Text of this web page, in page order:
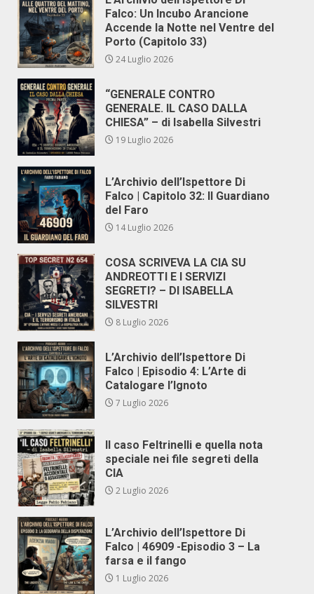
Falco: Un Incubo Arancione
Accende la Notte nel Ventre del
Porto (Capitolo 33)
24 Luglio 2026
“GENERALE CONTRO
GENERALE. IL CASO DALLA
CHIESA” – di Isabella Silvestri
19 Luglio 2026
L’Archivio dell’Ispettore Di
Falco | Capitolo 32: Il Guardiano
del Faro
14 Luglio 2026
COSA SCRIVEVA LA CIA SU
ANDREOTTI E I SERVIZI
SEGRETI? – DI ISABELLA
SILVESTRI
8 Luglio 2026
L’Archivio dell’Ispettore Di
Falco | Episodio 4: L’Arte di
Catalogare l’Ignoto
7 Luglio 2026
Il caso Feltrinelli e quella nota
speciale nei file segreti della
CIA
2 Luglio 2026
L’Archivio dell’Ispettore Di
Falco | 46909 -Episodio 3 – La
farsa e il fango
1 Luglio 2026